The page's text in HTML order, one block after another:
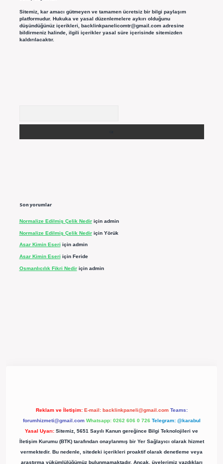
Sitemiz, kar amacı gütmeyen ve tamamen ücretsiz bir bilgi paylaşım
platformudur. Hukuka ve yasal düzenlemelere aykırı olduğunu
düşündüğünüz içerikleri, backlinkpanelicomtr@gmail.comadresine
bildirmeniz halinde, ilgili içerikler yasal süre içerisinde sitemizden
kaldırılacaktır.
Son yorumlar
Normalize Edilmiş Çelik Nediriçin admin
Normalize Edilmiş Çelik Nediriçin Yörük
Asar Kimin Eseri için admin
Asar Kimin Eseri için Feride
Osmanlıcılık Fikri Nediriçin admin
Reklam ve İletişim: E-mail: backlinkpaneli@gmail.com Teams:
forumhizmeti@gmail.com Whatsapp: 0262 606 0 726 Telegram: @karabul
Yasal Uyarı: Sitemiz, 5651 Sayılı Kanun gereğince Bilgi Teknolojileri ve
İletişim Kurumu (BTK) tarafından onaylanmış bir Yer Sağlayıcı olarak hizmet
vermektedir. Bu nedenle, sitedeki içerikleri proaktif olarak denetleme veya
araştırma yükümlülüğümüz bulunmamaktadır. Ancak, üyelerimiz yazdıkları